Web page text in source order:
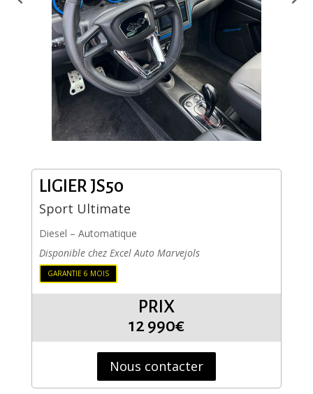
LIGIER JS50
Sport Ultimate
Diesel – Automatique
Disponible chez Excel Auto Marvejols
GARANTIE 6 MOIS
PRIX
12 990€
Nous contacter